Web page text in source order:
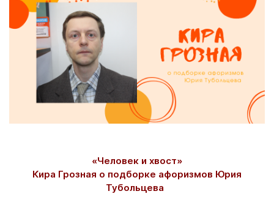
«Человек и хвост»
Кира Грозная о подборке афоризмов Юрия
Тубольцева